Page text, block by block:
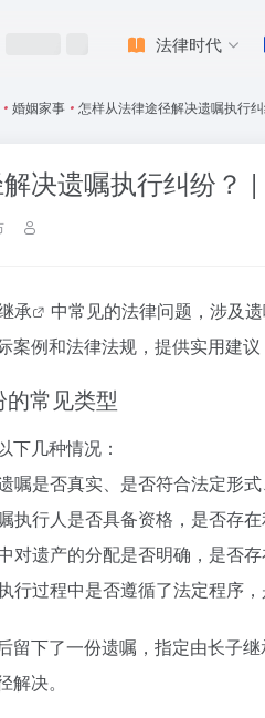
法律时代
• 婚姻家事 • 怎样从法律途径解决遗嘱执行
决遗嘱执行纠纷？
承 中常见的法律问题，涉及
案例和法律法规，提供实用建议
常见类型
下几种情况：
嘱是否真实、是否符合法定形式
执行人是否具备资格，是否存在
对遗产的分配是否明确，是否存
行过程中是否遵循了法定程序，
留下了一份遗嘱，指定由长子
决。